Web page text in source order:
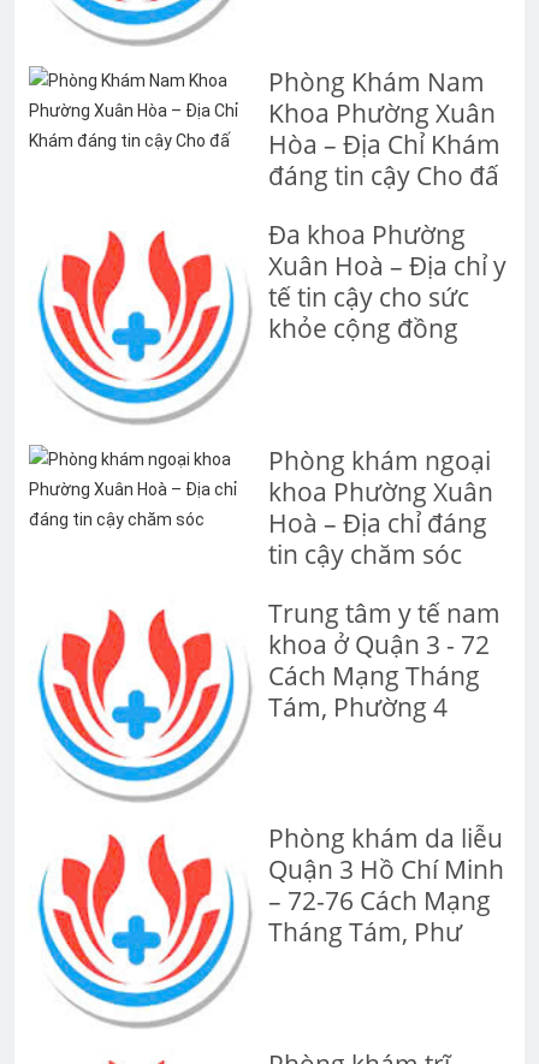
Phòng Khám Nam
Khoa Phường Xuân
Hòa – Địa Chỉ Khám
đáng tin cậy Cho đấ
Đa khoa Phường
Xuân Hoà – Địa chỉ y
tế tin cậy cho sức
khỏe cộng đồng
Phòng khám ngoại
khoa Phường Xuân
Hoà – Địa chỉ đáng
tin cậy chăm sóc
Trung tâm y tế nam
khoa ở Quận 3 - 72
Cách Mạng Tháng
Tám, Phường 4
Phòng khám da liễu
Quận 3 Hồ Chí Minh
– 72-76 Cách Mạng
Tháng Tám, Phư